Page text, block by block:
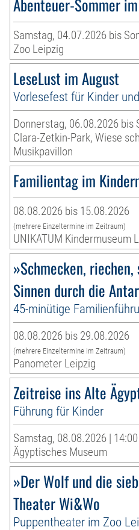
Abenteuer-Sommer
Samstag, 04.07.2026 bis
Zoo Leipzig
LeseLust im August
Vorlesefest für Kinder
Donnerstag, 06.08.2026 bis
Clara-Zetkin-Park, Wiese
Musikpavillon
Familientag im
08.08.2026 bis 15.08.2026
(mehrere Einzeltermine im Zeitraum)
UNIKATUM Kindermuseum
»Schmecken,
Sinnen durch die
45-minütige
08.08.2026 bis 29.08.2026
(mehrere Einzeltermine im Zeitraum)
Panometer Leipzig
Zeitreise ins Alte
Führung für Kinder
Samstag, 08.08.2026 |
Ägyptisches Museum
»Der Wolf und die
Theater Wi&Wo
Puppentheater im Zoo